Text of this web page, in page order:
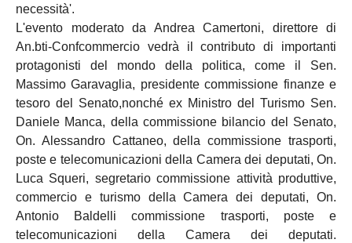
necessità'.
L'evento moderato da Andrea Camertoni, direttore di
An.bti-Confcommercio vedrà il contributo di importanti
protagonisti del mondo della politica, come il Sen.
Massimo Garavaglia, presidente commissione finanze e
tesoro del Senato,nonché ex Ministro del Turismo Sen.
Daniele Manca, della commissione bilancio del Senato,
On. Alessandro Cattaneo, della commissione trasporti,
poste e telecomunicazioni della Camera dei deputati, On.
Luca Squeri, segretario commissione attività produttive,
commercio e turismo della Camera dei deputati, On.
Antonio Baldelli commissione trasporti, poste e
telecomunicazioni della Camera dei deputati.